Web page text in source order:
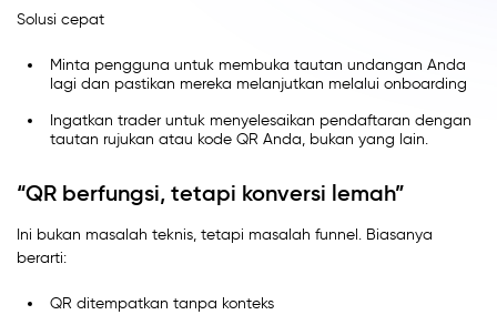
Solusi cepat
Minta pengguna untuk membuka tautan undangan Anda
lagi dan pastikan mereka melanjutkan melalui onboarding
Ingatkan trader untuk menyelesaikan pendaftaran dengan
tautan rujukan atau kode QR Anda, bukan yang lain.
“QR berfungsi, tetapi konversi lemah”
Ini bukan masalah teknis, tetapi masalah funnel. Biasanya
berarti:
QR ditempatkan tanpa konteks